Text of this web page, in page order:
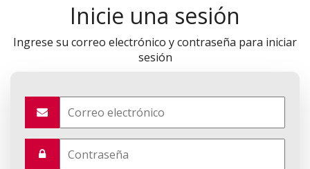
Inicie una sesión
Ingrese su correo electrónico y contraseña para iniciar
sesión